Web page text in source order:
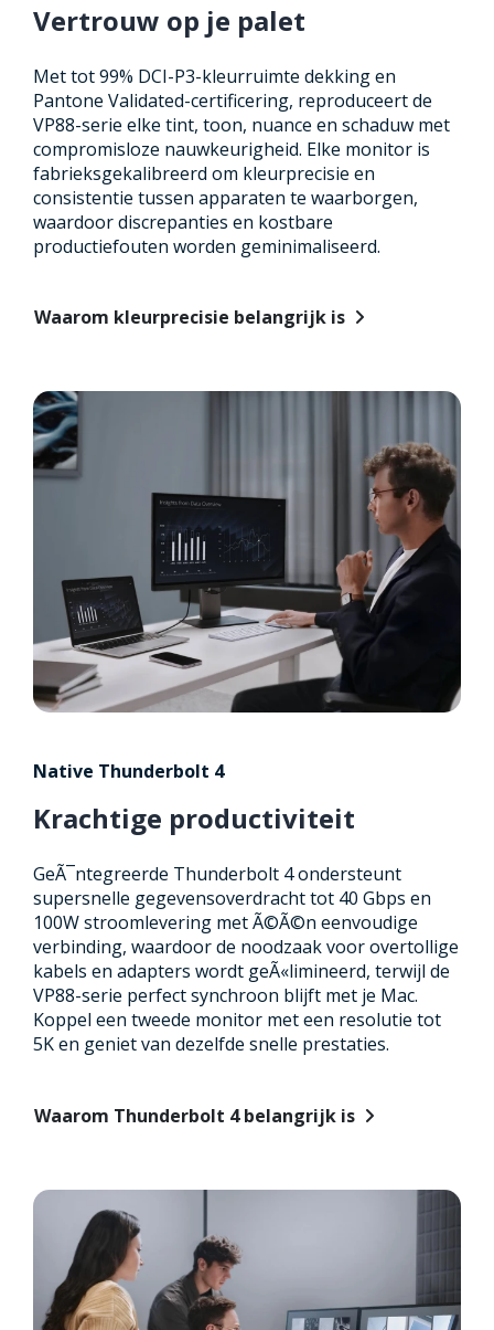
Vertrouw op je palet
Met tot 99% DCI-P3-kleurruimte dekking en
Pantone Validated-certificering, reproduceert de
VP88-serie elke tint, toon, nuance en schaduw met
compromisloze nauwkeurigheid. Elke monitor is
fabrieksgekalibreerd om kleurprecisie en
consistentie tussen apparaten te waarborgen,
waardoor discrepanties en kostbare
productiefouten worden geminimaliseerd.
Waarom kleurprecisie belangrijk is
Native Thunderbolt 4
Krachtige productiviteit
GeÃ¯ntegreerde Thunderbolt 4 ondersteunt
supersnelle gegevensoverdracht tot 40 Gbps en
100W stroomlevering met Ã©Ã©n eenvoudige
verbinding, waardoor de noodzaak voor overtollige
kabels en adapters wordt geÃ«limineerd, terwijl de
VP88-serie perfect synchroon blijft met je Mac.
Koppel een tweede monitor met een resolutie tot
5K en geniet van dezelfde snelle prestaties.
Waarom Thunderbolt 4 belangrijk is